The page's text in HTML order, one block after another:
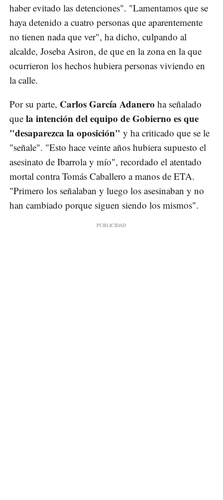
haber evitado las detenciones". "Lamentamos que se
haya detenido a cuatro personas que aparentemente
no tienen nada que ver", ha dicho, culpando al
alcalde, Joseba Asiron, de que en la zona en la que
ocurrieron los hechos hubiera personas viviendo en
la calle.
Por su parte, Carlos García Adanero ha señalado
que la intención del equipo de Gobierno es que
"desaparezca la oposición" y ha criticado que se le
"señale". "Esto hace veinte años hubiera supuesto el
asesinato de Ibarrola y mío", recordado el atentado
mortal contra Tomás Caballero a manos de ETA.
"Primero los señalaban y luego los asesinaban y no
han cambiado porque siguen siendo los mismos".